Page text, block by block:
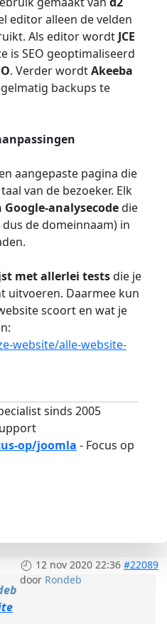
editor alleen de velden
Als editor wordt JCE
is SEO geoptimaliseerd
. Verder wordtAkeeba
backups te
aangepaste pagina die
van de bezoeker. Elk
Google-analysecodedie
de domeinnaam) in
met allerlei testsdie je
uitvoeren. Daarmee kun
scoort en wat je
website/alle-website-
sinds 2005
op/joomla - Focus op
12 nov 2020 22:36 #22089
door Rondeb